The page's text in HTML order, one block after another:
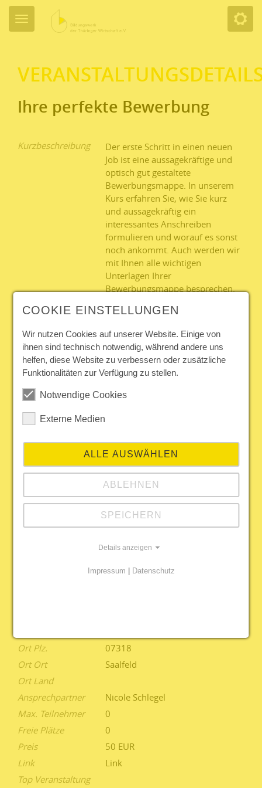
Ihre perfekte Bewerbung
Kurzbeschreibung
Der erste Schritt in einen neuen
Job ist eine aussagekräftige und
optisch gut gestaltete
Bewerbungsmappe. In unserem
Kurs erfahren Sie, wie Sie kurz
und aussagekräftig ein
interessantes Anschreiben
formulieren und worauf es sonst
noch ankommt. Auch werden wir
mit Ihnen alle wichtigen
Unterlagen Ihrer
Bewerbungsmappe besprechen.
„gute Bewerbungsfotos“ und
gestaltet wird. Im Folgenden
zeigen wir ihnen verschiedene
optische
Gestaltungsmöglichkeiten, die Ihre
Bewerbungsmappe noch
Reihenfolge Ihrer Unterlagen in
der Bewerbungsmappe
der inhaltliche Aufbau eines
Anschreibens, Formulierungs-
und Gestaltungsmöglichkeiten
Tipps zum geeigneten
Bewerbungsfoto
Ort Plz.
07318
Ort Ort
Saalfeld
Ort Land
Ansprechpartner
Nicole Schlegel
Max. Teilnehmer
0
Freie Plätze
0
Preis
50 EUR
Link
Link
Top Veranstaltung
COOKIE EINSTELLUNGEN
Wir nutzen Cookies auf unserer Website. Einige von
ihnen sind technisch notwendig, während andere uns
helfen, diese Website zu verbessern oder zusätzliche
Funktionalitäten zur Verfügung zu stellen.
Notwendige Cookies
Externe Medien
ALLE AUSWÄHLEN
ABLEHNEN
SPEICHERN
Details anzeigen
Impressum Datenschutz